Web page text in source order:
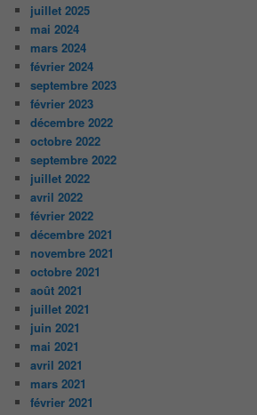
juillet 2025
mai 2024
mars 2024
février 2024
septembre 2023
février 2023
décembre 2022
octobre 2022
septembre 2022
juillet 2022
avril 2022
février 2022
décembre 2021
novembre 2021
octobre 2021
août 2021
juillet 2021
juin 2021
mai 2021
avril 2021
mars 2021
février 2021